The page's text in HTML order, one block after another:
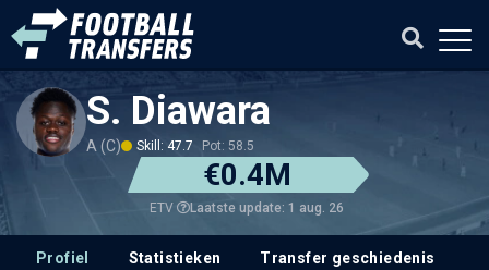
S. Diawara
A (C) Skill: 47.7 Pot: 58.5
€0.4M
ETV Laatste update: 1 aug. 26
Profiel Statistieken Transfer geschiedenis